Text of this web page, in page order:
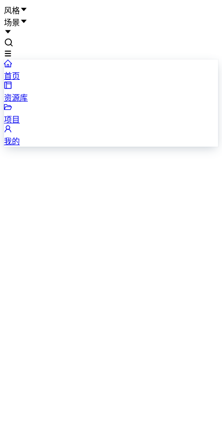
风格
场景
首页
资源库
项目
我的